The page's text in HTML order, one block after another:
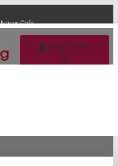
Naver Cafe
내비게이션 토
글